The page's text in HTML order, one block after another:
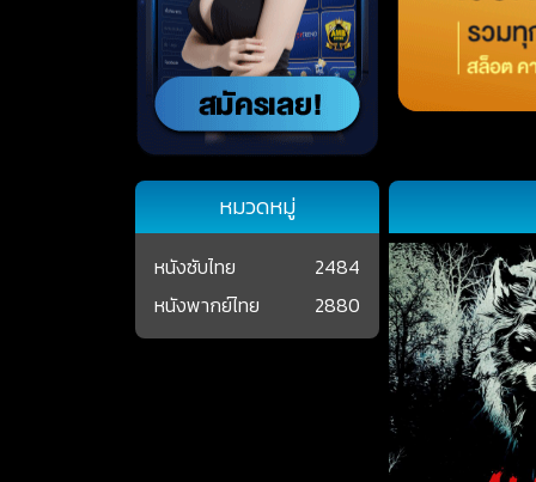
หมวดหมู่
หนังซับไทย
2484
หนังพากย์ไทย
2880